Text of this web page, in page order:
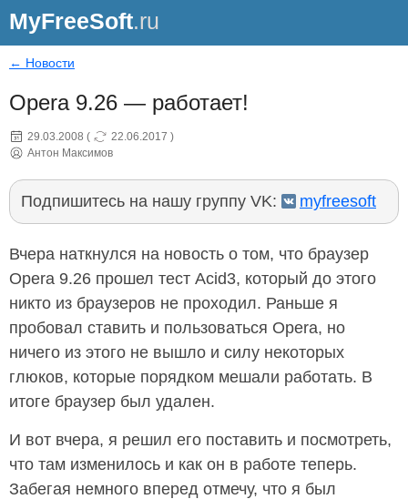
MyFreeSoft.ru
← Новости
Opera 9.26 — работает!
29.03.2008 ( 22.06.2017 )
Антон Максимов
Подпишитесь на нашу группу VK: myfreesoft
Вчера наткнулся на новость о том, что браузер
Opera 9.26 прошел тест Acid3, который до этого
никто из браузеров не проходил. Раньше я
пробовал ставить и пользоваться Opera, но
ничего из этого не вышло и силу некоторых
глюков, которые порядком мешали работать. В
итоге браузер был удален.
И вот вчера, я решил его поставить и посмотреть,
что там изменилось и как он в работе теперь.
Забегая немного вперед отмечу, что я был